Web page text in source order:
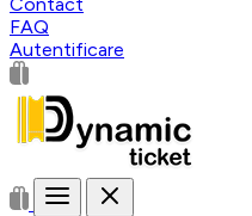
FAQ
Autentificare